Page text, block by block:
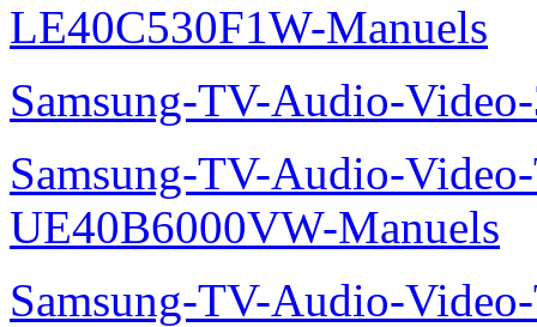
LE40C530F1W-Manuels
Samsung-TV-Audio-
Samsung-TV-Audio-
UE40B6000VW-Manuels
Samsung-TV-Audio-